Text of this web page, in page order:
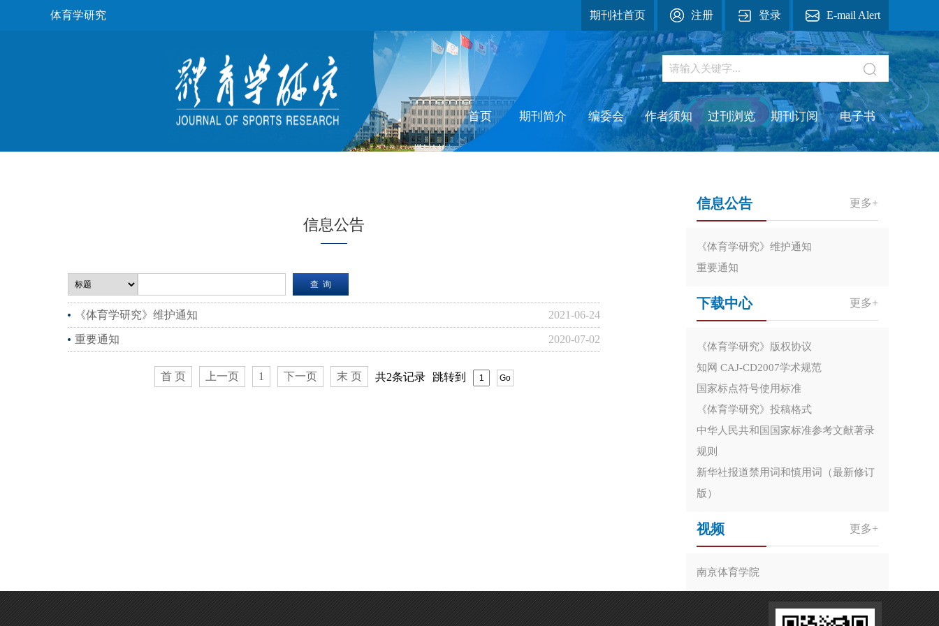
体育学研究 E-mail Alert
登录
注册
期刊社首页
首页 期刊简介 编委会 作者须知 过刊浏览 期刊订阅 电子书
信息公告
《体育学研究》维护通知 2021-06-24
重要通知 2020-07-02
首 页 上一页 1 下一页 末 页 共2条记录 跳转到
信息公告 更多+
《体育学研究》维护通知
重要通知
下载中心 更多+
《体育学研究》版权协议
知网 CAJ-CD2007学术规范
国家标点符号使用标准
《体育学研究》投稿格式
中华人民共和国国家标准参考文献著录
规则
新华社报道禁用词和慎用词（最新修订
版）
视频 更多+
南京体育学院